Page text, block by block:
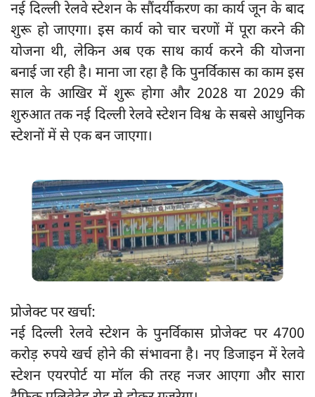
नई दिल्ली रेलवे स्टेशन के सौंदर्यीकरण का कार्य जून के बाद
शुरू हो जाएगा। इस कार्य को चार चरणों में पूरा करने की
योजना थी, लेकिन अब एक साथ कार्य करने की योजना
बनाई जा रही है। माना जा रहा है कि पुनर्विकास का काम इस
साल के आखिर में शुरू होगा और 2028 या 2029 की
शुरुआत तक नई दिल्ली रेलवे स्टेशन विश्व के सबसे आधुनिक
स्टेशनों में से एक बन जाएगा।
प्रोजेक्ट पर खर्चा:
नई दिल्ली रेलवे स्टेशन के पुनर्विकास प्रोजेक्ट पर 4700
करोड़ रुपये खर्च होने की संभावना है। नए डिजाइन में रेलवे
स्टेशन एयरपोर्ट या मॉल की तरह नजर आएगा और सारा